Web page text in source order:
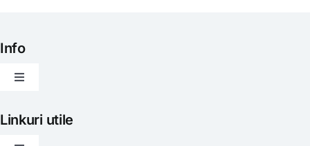
Info
Toggle
Articole
Linkuri utile